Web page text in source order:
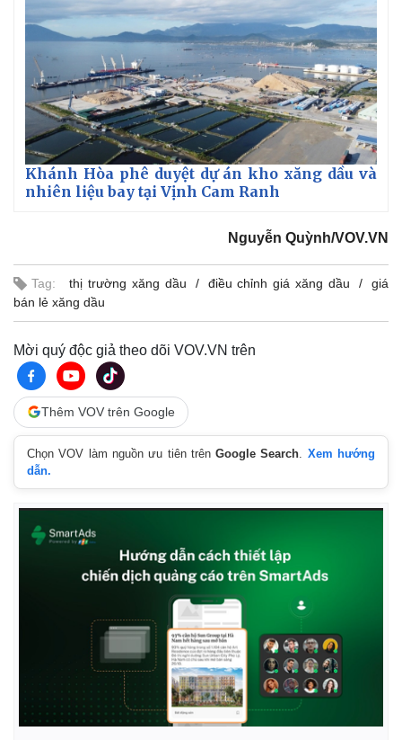
Thế giới
Cuộc sống đó đây
Hồ sơ
Ảnh
Khánh Hòa phê duyệt dự án kho xăng dầu và
nhiên liệu bay tại Vịnh Cam Ranh
Nguyễn Quỳnh/VOV.VN
Tag: thị trường xăng dầu điều chỉnh giá xăng dầu
giá
bán lẻ xăng dầu
Mời quý độc giả theo dõi VOV.VN trên
Thêm VOV trên Google
Chọn VOV làm nguồn ưu tiên trênGoogle Search
Xem hướng
dẫn.